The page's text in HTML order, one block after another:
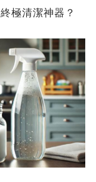
極清潔神器？